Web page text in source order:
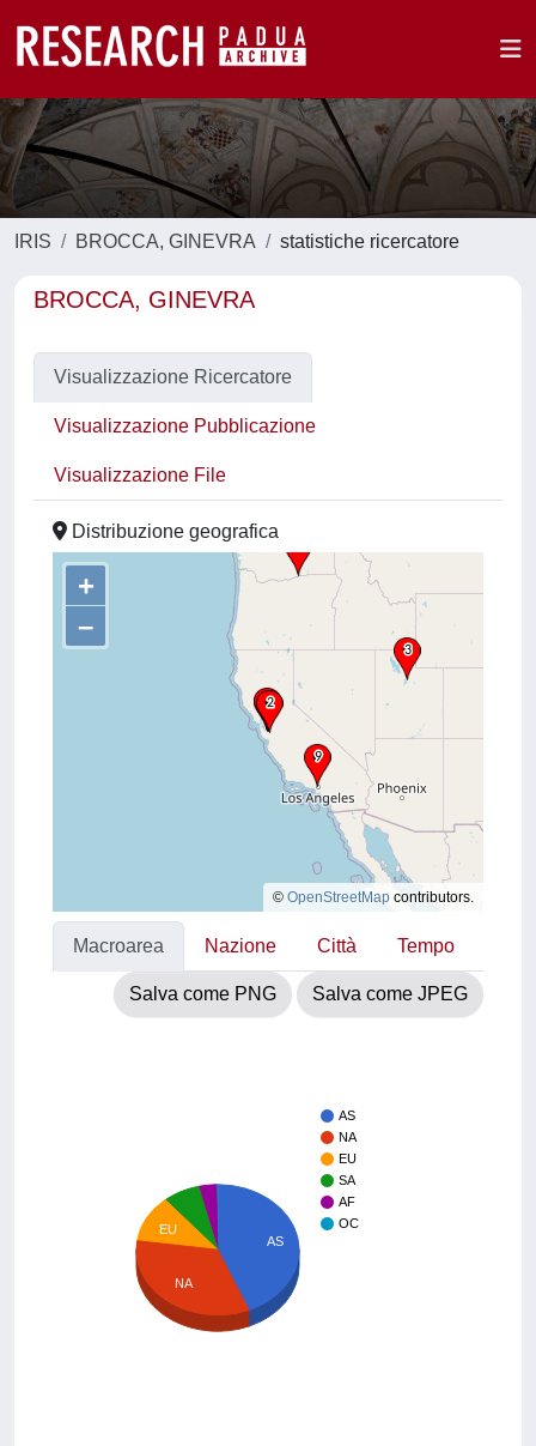
IRIS BROCCA, GINEVRA statistiche ricercatore
BROCCA, GINEVRA
Visualizzazione Ricercatore
Visualizzazione Pubblicazione
Visualizzazione File
Distribuzione geografica
+
–
© OpenStreetMap contributors.
Macroarea Nazione Città Tempo
Salva come PNG Salva come JPEG
AS
NA
EU
SA
AF
OC
AS
EU
NA